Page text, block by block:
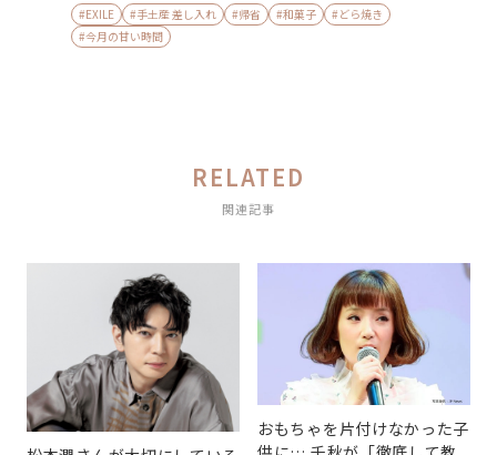
#EXILE #手土産 差し入れ #帰省 #和菓子
#どら焼き
#今月の甘い時間
RELATED
関連記事
おもちゃを片付けなかった子